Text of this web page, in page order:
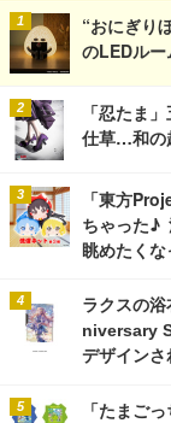
“おにぎり
のLEDルー
「忍たま
仕草…和の
「東方
ちゃった♪
眺めたく
ラクスの
niversary
デザインさ
「たまご